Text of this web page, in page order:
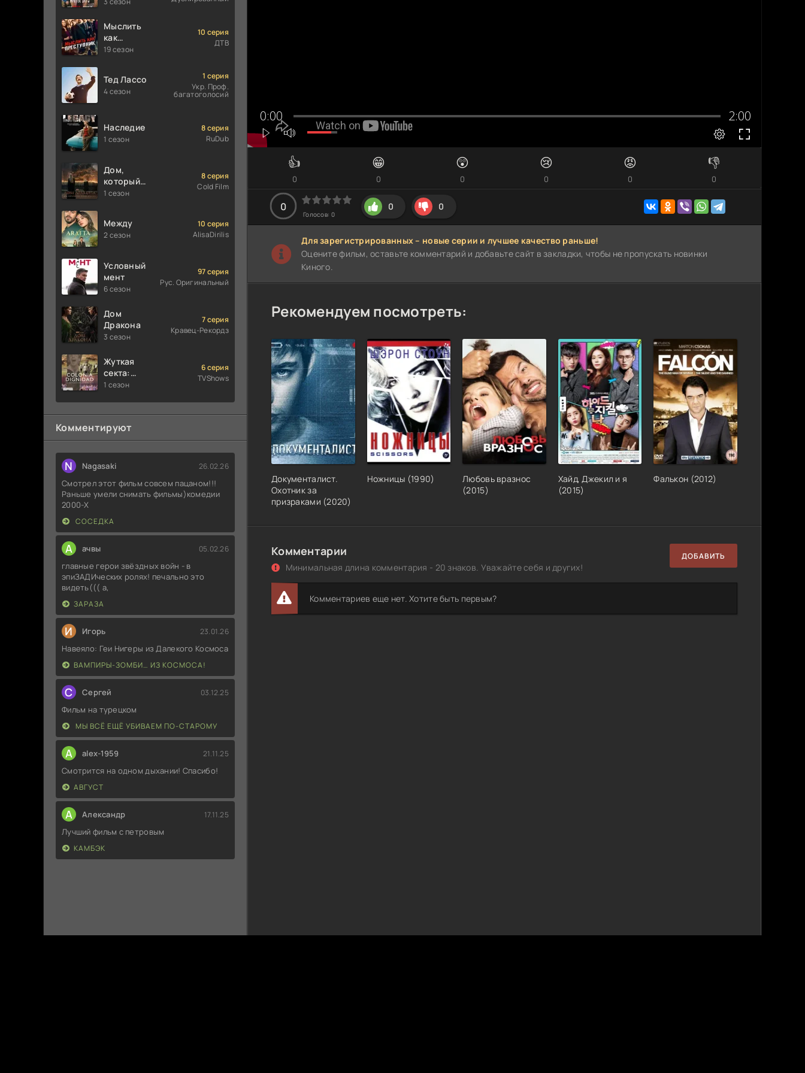
👍
0
😁
0
😲
0
😢
0
😡
0
👎
0
0
Голосов: 0
0 0
Для зарегистрированных – новые серии и лучшее качество раньше!
Оцените фильм, оставьте комментарий и добавьте сайт в закладки, чтобы не пропускать новинки
Киного.
Рекомендуем посмотреть:
Документалист.
Охотник за
призраками (2020)
Ножницы (1990)
Любовь вразнос
(2015)
Хайд, Джекил и я
(2015)
Фалькон (2012)
Комментарии
Минимальная длина комментария - 20 знаков. Уважайте себя и других!
ДОБАВИТЬ
Комментариев еще нет. Хотите быть первым?
Мыслить
как
преступник
19 сезон
10 серия
ДТВ
Тед Лассо
4 сезон
1 серия
Укр. Проф.
багатоголосий
Наследие
1 сезон
8 серия
RuDub
Дом,
который
построили
1 сезон
8 серия
Cold Film
Между
2 сезон
10 серия
AlisaDirilis
Условный
мент
6 сезон
97 серия
Рус. Оригинальный
Дом
Дракона
3 сезон
7 серия
Кравец-Рекордз
Жуткая
секта:
Колония
1 сезон
6 серия
TVShows
Комментируют
N Nagasaki 26.02.26
Смотрел этот фильм совсем пацаном!!!
Раньше умели снимать фильмы)комедии
2000-X
СОСЕДКА
А ачвы 05.02.26
главные герои звёздных войн - в
эпиЗАДИческих ролях! печально это
видеть((( а,
ЗАРАЗА
И Игорь 23.01.26
Навеяло: Геи Нигеры из Далекого Космоса
ВАМПИРЫ-ЗОМБИ… ИЗ КОСМОСА!
С Сергей 03.12.25
Фильм на турецком
МЫ ВСЁ ЕЩЁ УБИВАЕМ ПО-СТАРОМУ
A alex-1959 21.11.25
Смотрится на одном дыхании! Спасибо!
АВГУСТ
А Александр 17.11.25
Лучший фильм с петровым
КАМБЭК